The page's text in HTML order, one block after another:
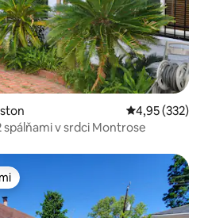
Priemerné
4,95 (332)
v srdci Montrose